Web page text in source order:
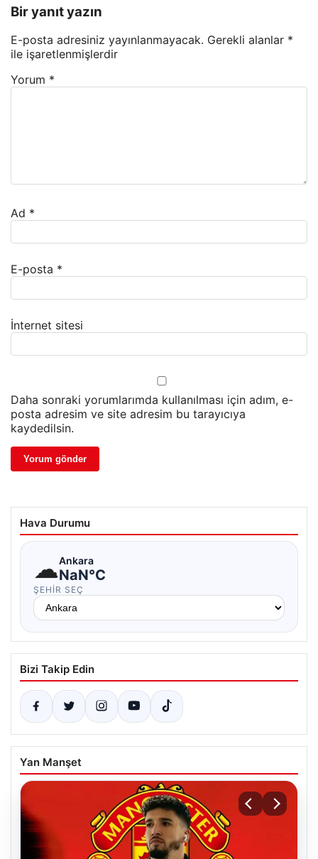
Bir yanıt yazın
E-posta adresiniz yayınlanmayacak. Gerekli alanlar *
ile işaretlenmişlerdir
Yorum *
Ad *
E-posta *
İnternet sitesi
Daha sonraki yorumlarımda kullanılması için adım, e-
posta adresim ve site adresim bu tarayıcıya
kaydedilsin.
Hava Durumu
☁Ankara
NaN°C
ŞEHIR SEÇ
Bizi Takip Edin
Yan Manşet